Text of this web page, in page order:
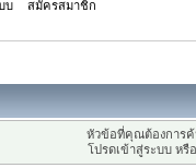
บ สมัครสมาชิก
หัวข้อที่คุณต้องการ
โปรดเข้าสู่ระบบ หรื